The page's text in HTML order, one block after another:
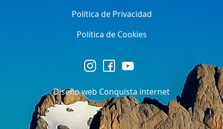
Política de Privacidad
Política de Cookies
Diseño web Conquista internet